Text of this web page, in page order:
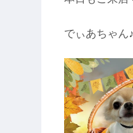
でぃあちゃん